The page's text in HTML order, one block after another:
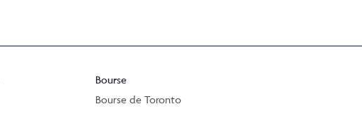
Bourse
Bourse de Toronto